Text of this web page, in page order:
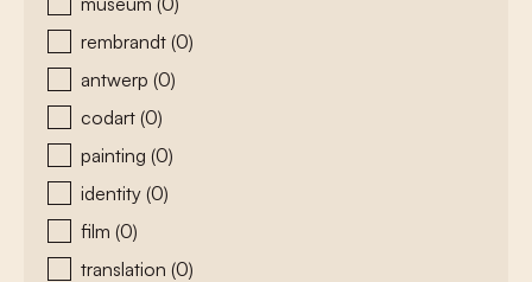
rembrandt (0)
antwerp (0)
codart (0)
painting (0)
identity (0)
film (0)
translation (0)